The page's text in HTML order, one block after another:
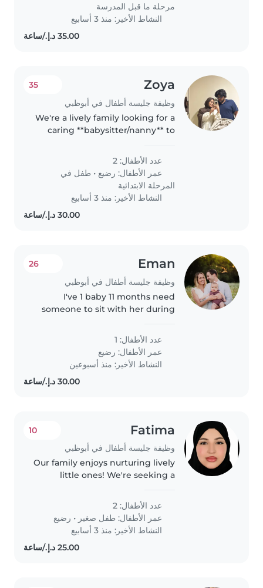
مرحلة ما قبل المدرسة
النشاط الأخير: منذ 3 أسابيع
Zoya
وظيفة جليسة أطفال في أبوظبي
35
We're a lively family looking for a
caring **babysitter/nanny** to
a playful toddler and a creative
primary schooler. Reliability and
warmth are a must!..
عدد الأطفال: 2
عمر الأطفال: رضيع • طفل في
المرحلة الابتدائية
النشاط الأخير: منذ 3 أسابيع
Eman
وظيفة جليسة أطفال في أبوظبي
26
I've 1 baby 11 months need
someone to sit with her during
عدد الأطفال: 1
عمر الأطفال: رضيع
النشاط الأخير: منذ أسبوعين
Fatima
وظيفة جليسة أطفال في أبوظبي
10
Our family enjoys nurturing lively
little ones! We're seeking a
2 curious kids—a talkative
toddler and a friendly baby.
Someone warm and playful..
عدد الأطفال: 2
عمر الأطفال: طفل صغير • رضيع
النشاط الأخير: منذ 3 أسابيع